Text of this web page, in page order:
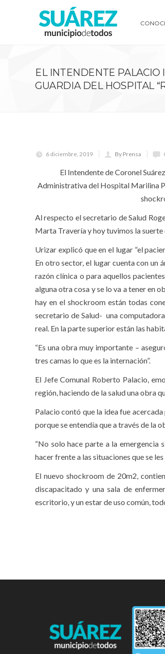
EL INTENDENTE PALACIO
GUARDIA DEL HOSPITAL
6 diciembre, 2019 By Prensa
El Intendente de Coronel
Administrativa del Hospital Marilina
Al respecto el secretario de Salud
Marta Travería y hoy tuvimos la suerte
Urizar explicó que en el lugar “el
En otro sector, el lugar cuenta con un
razón clínica o para aquellos
alguna otra cosa y se lo va a tener en
hay en el shockroom están todas
secretario de Salud- una
real. En la parte superior están las
“Es una obra muy importante –
tres camas lo que es la internación”.
El Jefe Comunal Roberto Palacio,
región, haciendo de la salud una obra
Palacio contó que la idea fue
porque se entendía que a través de la
“No solo hace parte a la emergencia
hacer frente a las situaciones que se
El nuevo shockroom de 20m2,
discapacitado y una sala de
escritorio, y un estar de uso común,